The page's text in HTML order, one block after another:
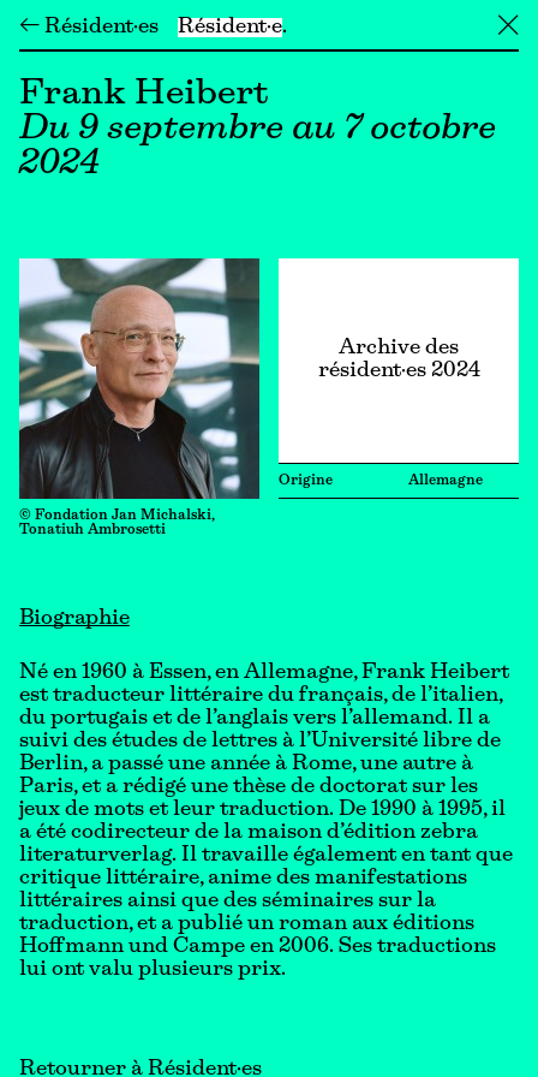
← Résident·es Résident·e ╳
Frank Heibert
Du 9 septembre au 7 octobre
2024
© Fondation Jan Michalski,
Tonatiuh Ambrosetti
Archive des
résident·es 2024
Origine Allemagne
Biographie
Né en 1960 à Essen, en Allemagne, Frank Heibert
est traducteur littéraire du français, de l’italien,
du portugais et de l’anglais vers l’allemand. Il a
suivi des études de lettres à l’Université libre de
Berlin, a passé une année à Rome, une autre à
Paris, et a rédigé une thèse de doctorat sur les
jeux de mots et leur traduction. De 1990 à 1995, il
a été codirecteur de la maison d’édition zebra
literaturverlag. Il travaille également en tant que
critique littéraire, anime des manifestations
littéraires ainsi que des séminaires sur la
traduction, et a publié un roman aux éditions
Hoffmann und Campe en 2006. Ses traductions
lui ont valu plusieurs prix.
Retourner à Résident·es